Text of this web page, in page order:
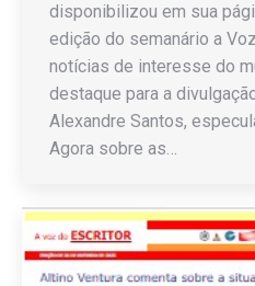
disponibilizou em sua
edição do semanário a
notícias de interesse do
destaque para a
Alexandre Santos,
Agora sobre as…